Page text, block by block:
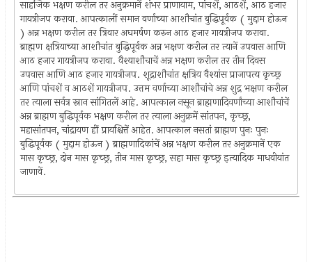
साहजिक भक्षण करील तर अनुक्रमानें शंभर प्राणायाम, पांचशें, आठशें, आठ हजार
गायत्रीजप करावा. आपत्कालीं समान वर्णाच्या आशौचांत बुद्धिपूर्वक ( मुद्दाम होऊन
) अन्न भक्षण करील तर त्रिवार अघमर्षण करुन आठ हजार गायत्रीजप करावा.
ब्राह्मण क्षत्रियाच्या आशौचांत बुद्धिपूर्वक अन्न भक्षण करील तर त्यानें उपवास आणि
आठ हजार गायत्रीजप करावा. वैश्याशौचाचें अन्न भक्षण करील तर तीन दिवस
उपवास आणि आठ हजार गायत्रीजप. शूद्राशौचांत क्षत्रिय वैश्यांस प्राजापत्य कृच्छ्र
आणि पांचशें व आठशें गायत्रीजप. उत्तम वर्णाच्या आशौचांचे अन्न शुद्र भक्षण करील
तर त्याला सर्वत्र स्नान सांगितलें आहे. आपत्काल नसून ब्राह्मणादिवर्णांच्या आशौचांचें
अन्न ब्राह्मण बुद्धिपूर्वक भक्षण करील तर त्याला अनुक्रमें सांतपन, कृच्छ्र,
महासांतपन, चांद्रायण हीं प्रायश्चित्तें आहेत. आपत्काल नसतां ब्राह्मण पुनः पुनः
बुद्धिपूर्वक ( मुद्दाम होऊन ) ब्राह्मणादिकांचें अन्न भक्षण करील तर अनुक्रमानें एक
मास कृच्छ्र, दोन मास कृच्छ्र, तीन मास कृच्छ्र, सहा मास कृच्छ्र इत्यादिक माधवीयांत
जाणावें.